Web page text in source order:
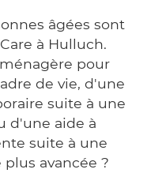
âgées sont
à Hulluch.
pour
de vie, d'une
suite à une
d'une aide à
suite à une
avancée ?